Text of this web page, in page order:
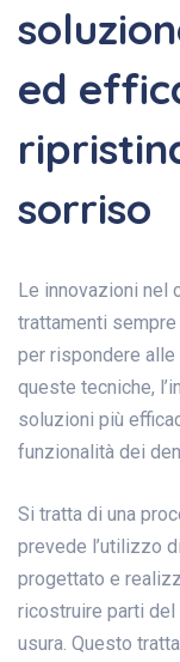
ed
sorriso
Le innovazioni nel
trattamenti
per rispondere
queste tecniche,
soluzioni più
funzionalità dei
Si tratta di una
prevede l’utilizzo
progettato e
ricostruire parti del
usura. Questo